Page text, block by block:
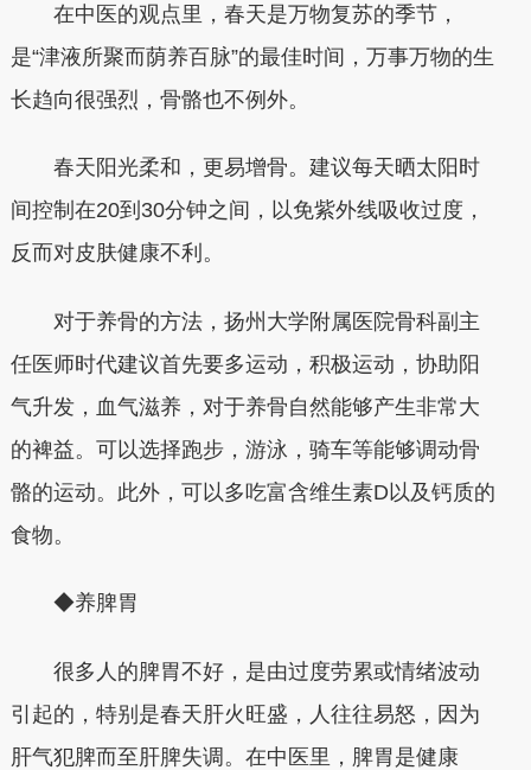
在中医的观点里，春天是万物复苏的季节，
是“津液所聚而荫养百脉”的最佳时间，万事万物的生
长趋向很强烈，骨骼也不例外。
春天阳光柔和，更易增骨。建议每天晒太阳时
间控制在20到30分钟之间，以免紫外线吸收过度，
反而对皮肤健康不利。
对于养骨的方法，扬州大学附属医院骨科副主
任医师时代建议首先要多运动，积极运动，协助阳
气升发，血气滋养，对于养骨自然能够产生非常大
的裨益。可以选择跑步，游泳，骑车等能够调动骨
骼的运动。此外，可以多吃富含维生素D以及钙质的
食物。
◆养脾胃
很多人的脾胃不好，是由过度劳累或情绪波动
引起的，特别是春天肝火旺盛，人往往易怒，因为
肝气犯脾而至肝脾失调。在中医里，脾胃是健康